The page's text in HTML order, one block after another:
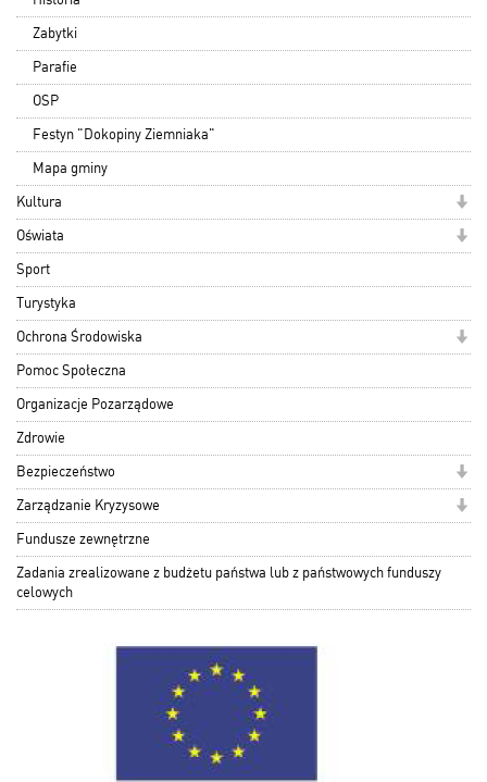
Zabytki
Parafie
OSP
Festyn "Dokopiny Ziemniaka"
Mapa gminy
Kultura
Oświata
Sport
Turystyka
Ochrona Środowiska
Pomoc Społeczna
Organizacje Pozarządowe
Zdrowie
Bezpieczeństwo
Zarządzanie Kryzysowe
Fundusze zewnętrzne
Zadania zrealizowane z budżetu państwa lub z państwowych funduszy
celowych